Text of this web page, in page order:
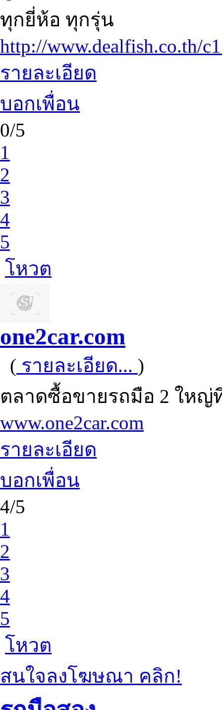
ทุกยี่ห้อ ทุกรุ่น
http://www.dealfish.co.th/
รายละเอียด
บอกเพื่อน
0/5
1
2
3
4
5
โหวต
one2car.com
( รายละเอียด... )
ตลาดซื้อขายรถมือ 2 ให
www.one2car.com
รายละเอียด
บอกเพื่อน
4/5
1
2
3
4
5
โหวต
สนใจลงโฆษณา คลิก!